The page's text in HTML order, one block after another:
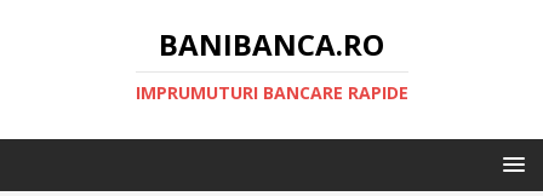
BANIBANCA.RO
IMPRUMUTURI BANCARE RAPIDE